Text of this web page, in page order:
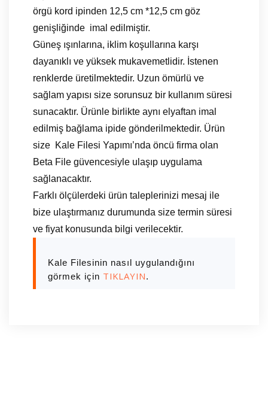
örgü kord ipinden 12,5 cm *12,5 cm göz
genişliğinde imal edilmiştir.
Güneş ışınlarına, iklim koşullarına karşı
dayanıklı ve yüksek mukavemetlidir. İstenen
renklerde üretilmektedir. Uzun ömürlü ve
sağlam yapısı size sorunsuz bir kullanım süresi
sunacaktır. Ürünle birlikte aynı elyaftan imal
edilmiş bağlama ipide gönderilmektedir. Ürün
size Kale Filesi Yapımı’nda öncü firma olan
Beta File güvencesiyle ulaşıp uygulama
sağlanacaktır.
Farklı ölçülerdeki ürün taleplerinizi mesaj ile
bize ulaştırmanız durumunda size termin süresi
ve fiyat konusunda bilgi verilecektir.
Kale Filesinin nasıl uygulandığını
görmek için TIKLAYIN.